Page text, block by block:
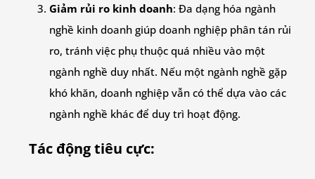
Giảm rủi ro kinh doanh: Đa dạng hóa ngành
nghề kinh doanh giúp doanh nghiệp phân tán rủi
ro, tránh việc phụ thuộc quá nhiều vào một
ngành nghề duy nhất. Nếu một ngành nghề gặp
khó khăn, doanh nghiệp vẫn có thể dựa vào các
ngành nghề khác để duy trì hoạt động.
Tác động tiêu cực: